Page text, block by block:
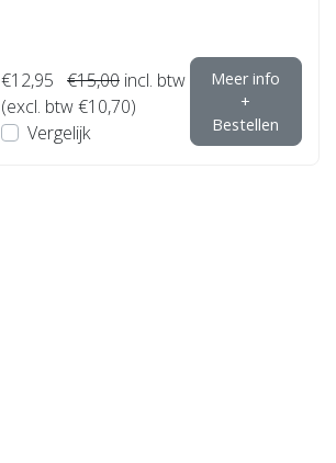
€12,95 €15,00 incl. btw
(excl. btw €10,70)
Vergelijk
Meer info
+
Bestellen